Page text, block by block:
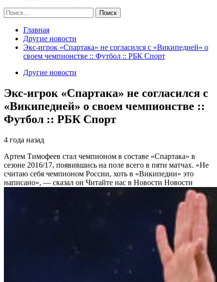
Найти:
Главная
Другие новости
Экс-игрок «Спартака» не согласился с «Википедией» о
своем чемпионстве :: Футбол :: РБК Спорт
Другие новости
Экс-игрок «Спартака» не согласился с
«Википедией» о своем чемпионстве ::
Футбол :: РБК Спорт
4 года назад
Артем Тимофеев стал чемпионом в составе «Спартака» в
сезоне 2016/17, появившись на поле всего в пяти матчах. «Не
считаю себя чемпионом России, хоть в «Википедии» это
написано», — сказал он Читайте нас в Новости Новости